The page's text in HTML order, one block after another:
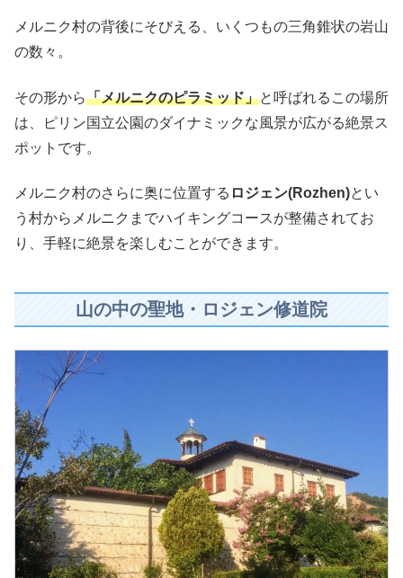
メルニク村の背後にそびえる、いくつもの三角錐状の岩山
の数々。
その形から「メルニクのピラミッド」と呼ばれるこの場所
は、ピリン国立公園のダイナミックな風景が広がる絶景ス
ポットです。
メルニク村のさらに奥に位置する ロジェン(Rozhen)とい
う村からメルニクまでハイキングコースが整備されてお
り、手軽に絶景を楽しむことができます。
山の中の聖地・ロジェン修道院